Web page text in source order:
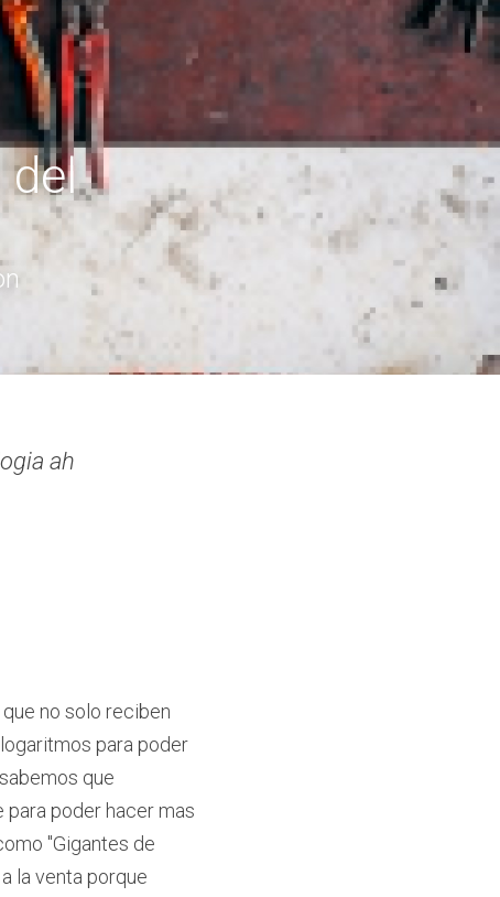
del
ah
no solo reciben
para poder
que
para poder hacer mas
"Gigantes de
la venta porque